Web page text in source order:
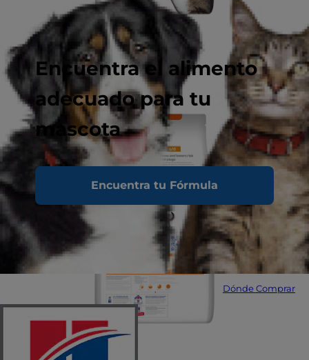
Encuentra el alimento
adecuado para tu
mascota
Encuentra tu Fórmula
Dónde Comprar